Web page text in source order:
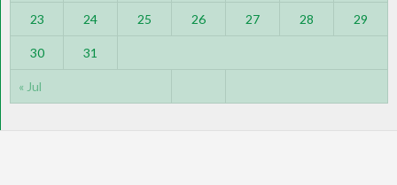
« Jul
23 24 25 26 27 28 29
30 31